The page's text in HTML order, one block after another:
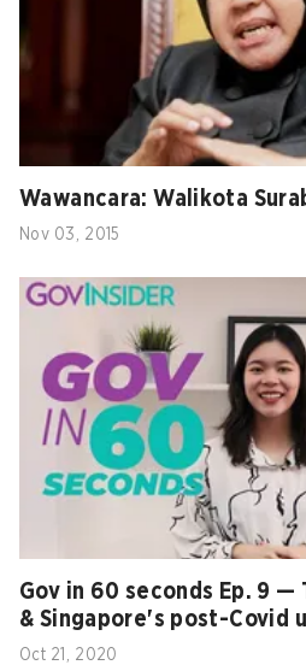
Wawancara: Walikota
Nov 03, 2015
Gov in 60 seconds Ep. 9 —
& Singapore's post-Covid
Oct 21, 2020